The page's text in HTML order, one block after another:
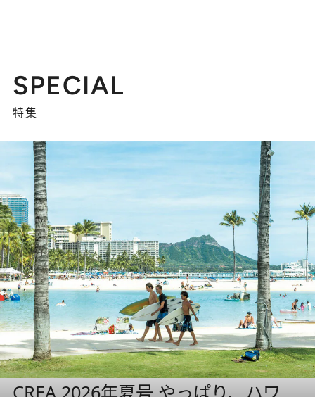
SPECIAL
特集
CREA 2026年夏号 やっぱり、ハワ